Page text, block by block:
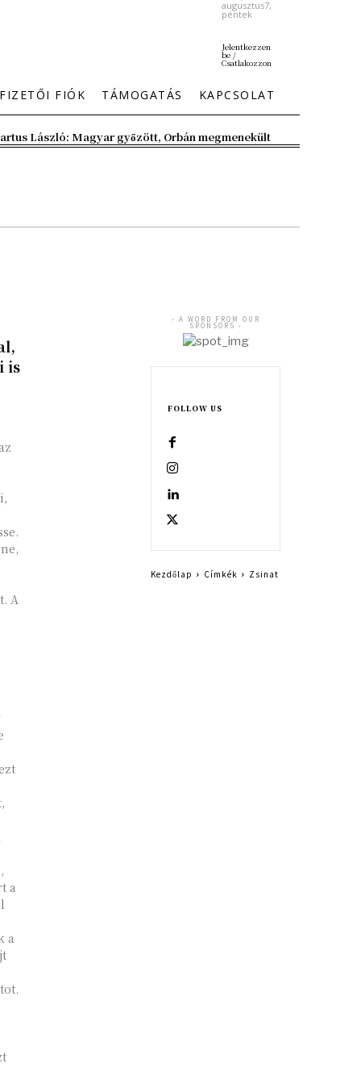
augusztus7,
péntek
Jelentkezzen
be /
Csatlakozzon
FIÓK TÁMOGATÁS KAPCSOLAT
László: Magyar győzött, Orbán megmenekült
is
A
a
a
- A WORD FROM OUR
SPONSORS -
FOLLOW US
Kezdőlap Címkék Zsinat